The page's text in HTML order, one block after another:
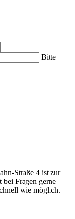
Bitte
Straße 4 ist zur
bei Fragen gerne
wie möglich.